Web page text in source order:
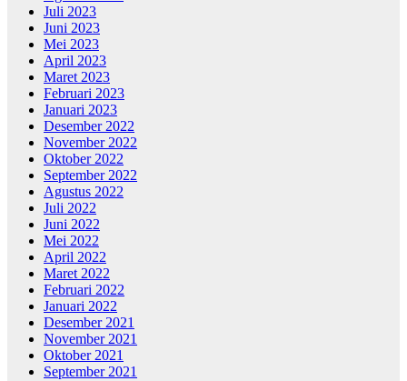
Juli 2023
Juni 2023
Mei 2023
April 2023
Maret 2023
Februari 2023
Januari 2023
Desember 2022
November 2022
Oktober 2022
September 2022
Agustus 2022
Juli 2022
Juni 2022
Mei 2022
April 2022
Maret 2022
Februari 2022
Januari 2022
Desember 2021
November 2021
Oktober 2021
September 2021